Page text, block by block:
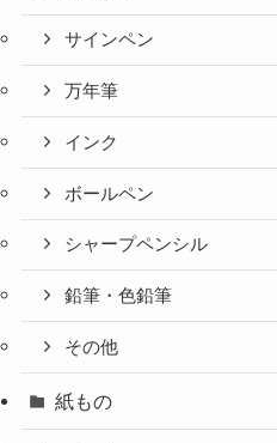
サインペン
万年筆
インク
ボールペン
シャープペンシル
鉛筆・色鉛筆
その他
紙もの